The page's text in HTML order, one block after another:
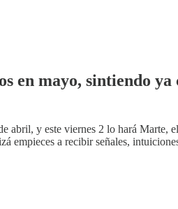
en mayo, sintiendo
abril, y este viernes 2 lo hará
empieces a recibir señales,